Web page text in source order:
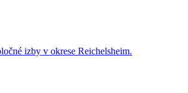
izby v okrese Reichelsheim.